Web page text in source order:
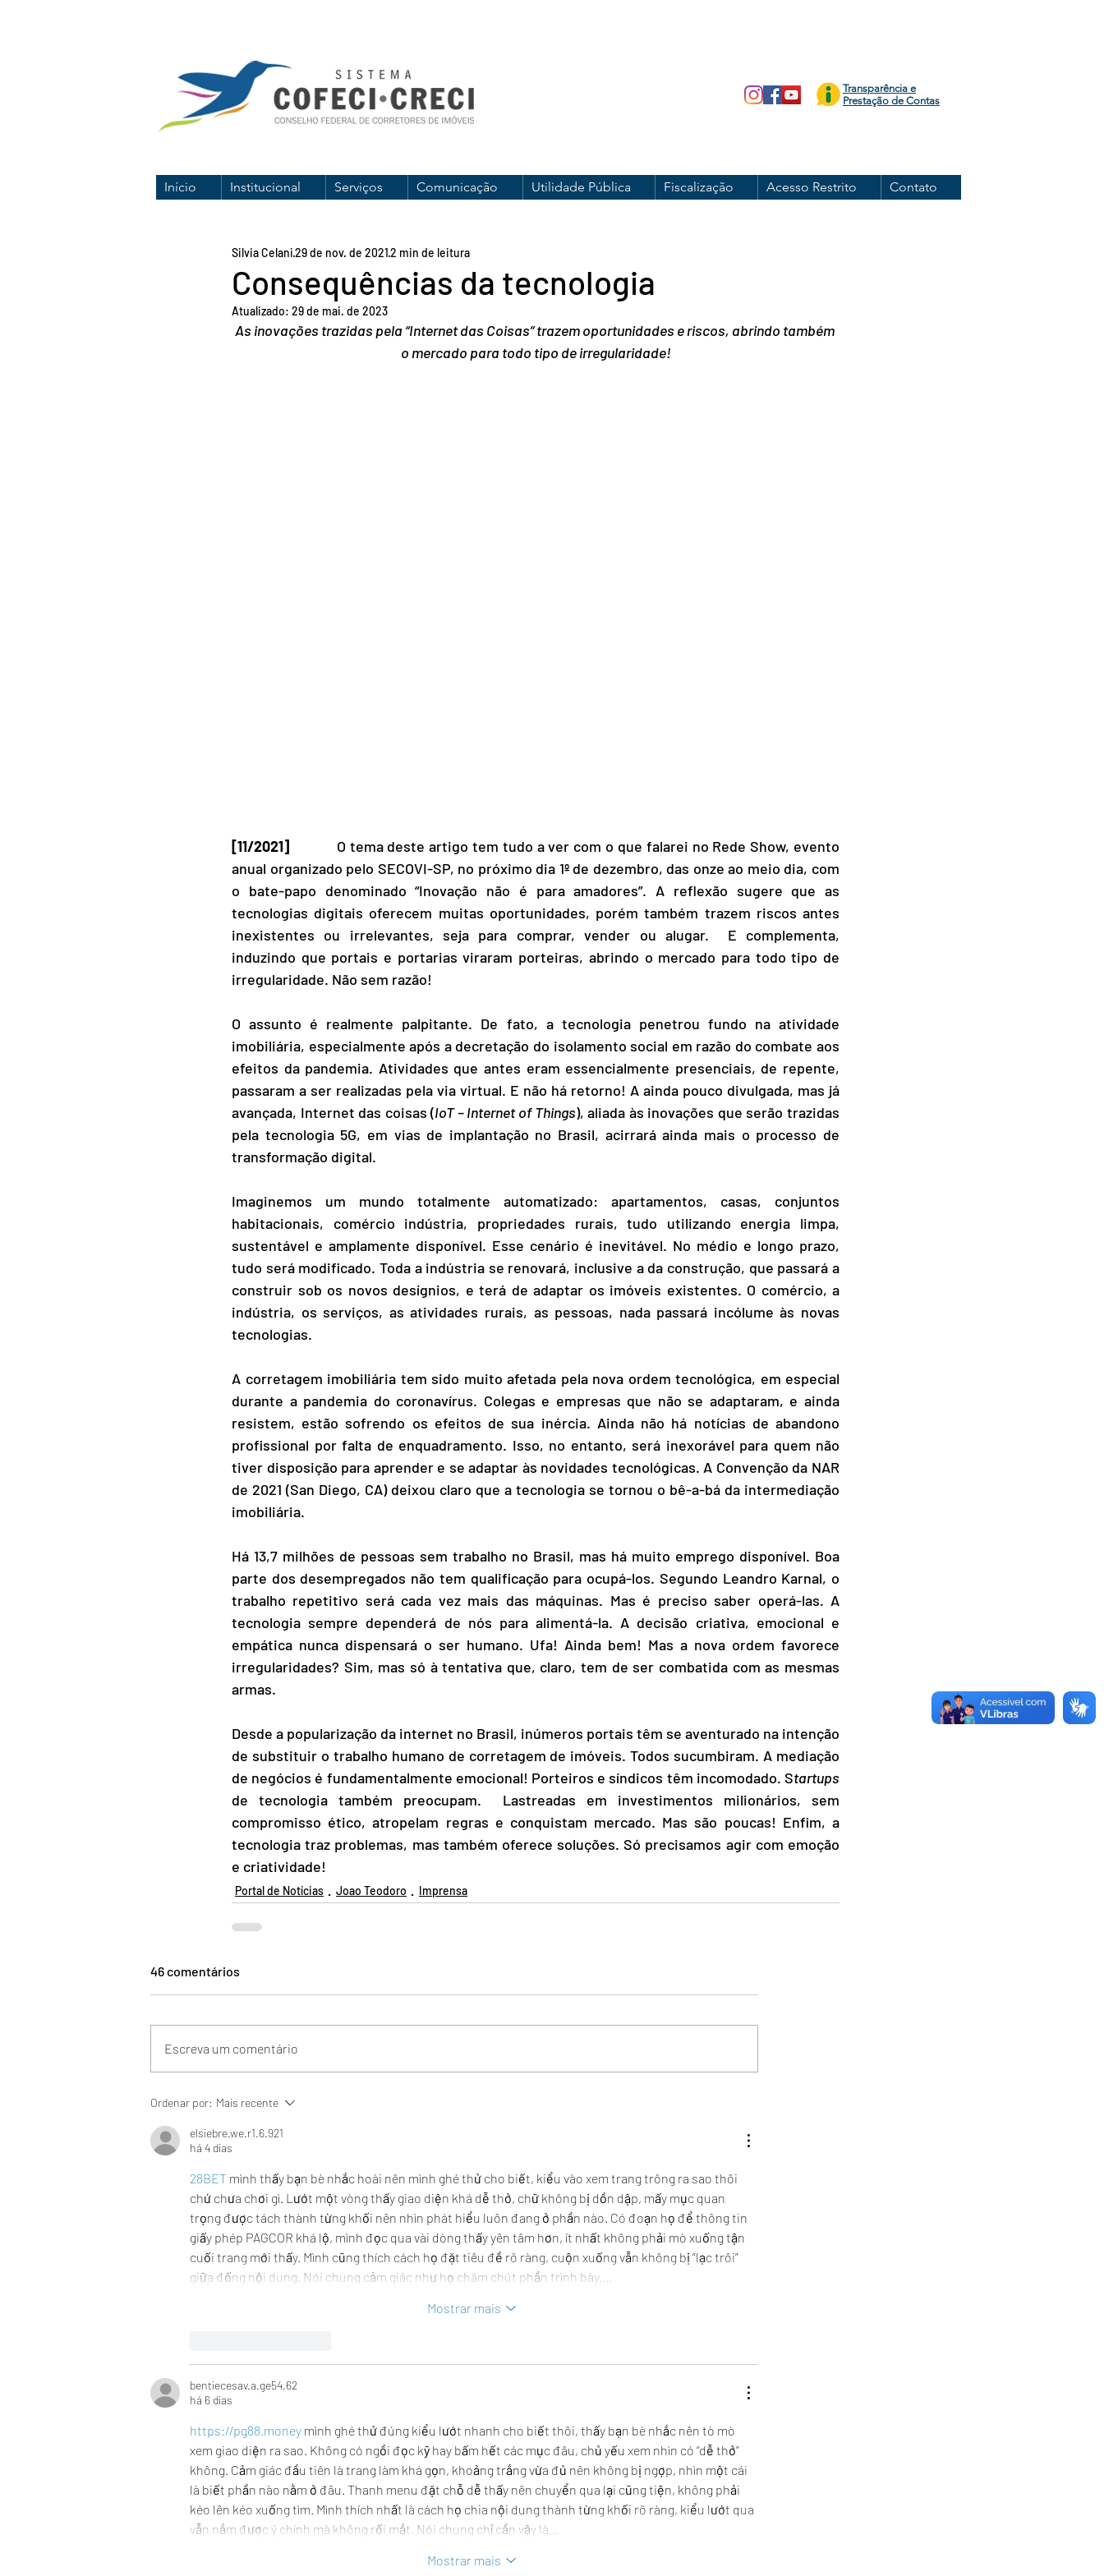
Transparência e
Prestação de Contas
Início Institucional Serviços Comunicação Utilidade Pública Fiscalização Acesso Restrito Contato
Consequências da tecnologia
Silvia Celani29 de nov. de 20212 min de leitura
Atualizado: 29 de mai. de 2023
As inovações trazidas pela “Internet das Coisas” trazem oportunidades e riscos, abrindo também
o mercado para todo tipo de irregularidade!
[11/2021]
            O tema deste artigo tem tudo a ver com o que falarei no Rede Show, evento
anual organizado pelo SECOVI-SP, no próximo dia 1º de dezembro, das onze ao meio dia, com
o bate-papo denominado “Inovação não é para amadores”. A reflexão sugere que as
tecnologias digitais oferecem muitas oportunidades, porém também trazem riscos antes
inexistentes ou irrelevantes, seja para comprar, vender ou alugar.  E complementa,
induzindo que portais e portarias viraram porteiras, abrindo o mercado para todo tipo de
irregularidade. Não sem razão!
O assunto é realmente palpitante. De fato, a tecnologia penetrou fundo na atividade
imobiliária, especialmente após a decretação do isolamento social em razão do combate aos
efeitos da pandemia. Atividades que antes eram essencialmente presenciais, de repente,
passaram a ser realizadas pela via virtual. E não há retorno! A ainda pouco divulgada, mas já
avançada, Internet das coisas (IoT – Internet of Things), aliada às inovações que serão trazidas
pela tecnologia 5G, em vias de implantação no Brasil, acirrará ainda mais o processo de
transformação digital.
Imaginemos um mundo totalmente automatizado: apartamentos, casas, conjuntos
habitacionais, comércio indústria, propriedades rurais, tudo utilizando energia limpa,
sustentável e amplamente disponível. Esse cenário é inevitável. No médio e longo prazo,
tudo será modificado. Toda a indústria se renovará, inclusive a da construção, que passará a
construir sob os novos desígnios, e terá de adaptar os imóveis existentes. O comércio, a
indústria, os serviços, as atividades rurais, as pessoas, nada passará incólume às novas
tecnologias.
A corretagem imobiliária tem sido muito afetada pela nova ordem tecnológica, em especial
durante a pandemia do coronavírus. Colegas e empresas que não se adaptaram, e ainda
resistem, estão sofrendo os efeitos de sua inércia. Ainda não há notícias de abandono
profissional por falta de enquadramento. Isso, no entanto, será inexorável para quem não
tiver disposição para aprender e se adaptar às novidades tecnológicas. A Convenção da NAR
de 2021 (San Diego, CA) deixou claro que a tecnologia se tornou o bê-a-bá da intermediação
imobiliária.
Há 13,7 milhões de pessoas sem trabalho no Brasil, mas há muito emprego disponível. Boa
parte dos desempregados não tem qualificação para ocupá-los. Segundo Leandro Karnal, o
trabalho repetitivo será cada vez mais das máquinas. Mas é preciso saber operá-las. A
tecnologia sempre dependerá de nós para alimentá-la. A decisão criativa, emocional e
empática nunca dispensará o ser humano. Ufa! Ainda bem! Mas a nova ordem favorece
irregularidades? Sim, mas só à tentativa que, claro, tem de ser combatida com as mesmas
armas.
Desde a popularização da internet no Brasil, inúmeros portais têm se aventurado na intenção
de substituir o trabalho humano de corretagem de imóveis. Todos sucumbiram. A mediação
de negócios é fundamentalmente emocional! Porteiros e síndicos têm incomodado. Startups
de tecnologia também preocupam.  Lastreadas em investimentos milionários, sem
compromisso ético, atropelam regras e conquistam mercado. Mas são poucas! Enfim, a
tecnologia traz problemas, mas também oferece soluções. Só precisamos agir com emoção
e criatividade!
Portal de Notícias Joao Teodoro Imprensa
46 comentários
Escreva um comentário
Ordenar por: Mais recente
elsiebre.we.r1.6.921
há 4 dias
28BET mình thấy bạn bè nhắc hoài nên mình ghé thử cho biết, kiểu vào xem trang trông ra sao thôi
chứ chưa chơi gì. Lướt một vòng thấy giao diện khá dễ thở, chữ không bị dồn dập, mấy mục quan
trọng được tách thành từng khối nên nhìn phát hiểu luôn đang ở phần nào. Có đoạn họ để thông tin
giấy phép PAGCOR khá lộ, mình đọc qua vài dòng thấy yên tâm hơn, ít nhất không phải mò xuống tận
cuối trang mới thấy. Mình cũng thích cách họ đặt tiêu đề rõ ràng, cuộn xuống vẫn không bị “lạc trôi”
giữa đống nội dung. Nói chung cảm giác như họ chăm chút phần trình bày,…
Mostrar mais
bentiecesav.a.ge54.62
há 6 dias
https://pg88.money mình ghé thử đúng kiểu lướt nhanh cho biết thôi, thấy bạn bè nhắc nên tò mò
xem giao diện ra sao. Không có ngồi đọc kỹ hay bấm hết các mục đâu, chủ yếu xem nhìn có “dễ thở”
không. Cảm giác đầu tiên là trang làm khá gọn, khoảng trắng vừa đủ nên không bị ngợp, nhìn một cái
là biết phần nào nằm ở đâu. Thanh menu đặt chỗ dễ thấy nên chuyển qua lại cũng tiện, không phải
kéo lên kéo xuống tìm. Mình thích nhất là cách họ chia nội dung thành từng khối rõ ràng, kiểu lướt qua
vẫn nắm được ý chính mà không rối mắt. Nói chung chỉ cần vậy là…
Mostrar mais